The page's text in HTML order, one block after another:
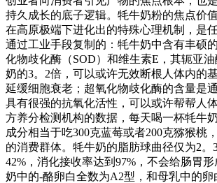
持久成长的底子逻辑。牦牛奶粉的焦点价
在高原极端下进化出的特殊心理机制，是
通过工业手段复制的：牦牛奶中含有丰硕
化物歧化酶（SOD）和维生素E，其轭亚
奶的3。2倍，可以或许无效断根人体内的
延缓细胞衰老；超氧化物歧化酶的含量是
具有很强的抗氧化活性，可以或许帮帮人
方养分检测机构的数据，每天喝一杯牦牛
成分相当于吃300克蓝莓或者200克猕猴桃
的消费群体。牦牛奶的脂肪球曲径仅为2。
42%，消化接收率达到97%，不会给肠胃
奶中的-酪卵白全数为A2型，和母乳中的卵